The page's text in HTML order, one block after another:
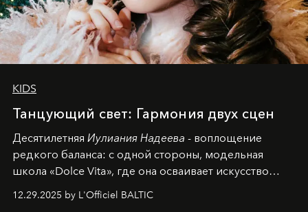
KIDS
Танцующий свет: Гармония двух сцен
Десятилетняя Иулиания Надеева - воплощение
редкого баланса: с одной стороны, модельная
школа «Dolce Vita», где она осваивает искусство
позы и образа, с другой - подготовительная
балетная студия при хореографическом училище,
12.29.2025 by L'Officiel BALTIC